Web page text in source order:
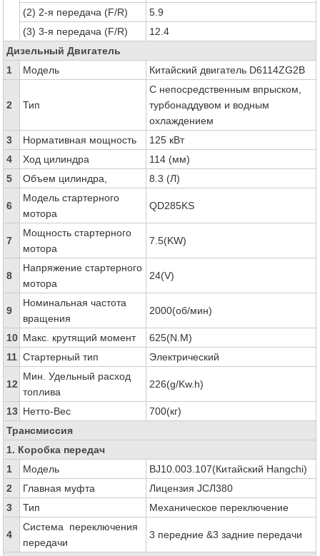
(2) 2-я передача (F/R)
5.9
(3) 3-я передача (F/R)
12.4
Дизельный Двигатель
1
Модель Китайский двигатель D6114ZG2B
2 Тип
С непосредственным впрыском,
турбонаддувом и водным
охлаждением
3
Нормативная мощность
125 кВт
4
Ход цилиндра
114 (мм)
5
Объем цилиндра, 8.3 (Л)
6
Модель стартерного
мотора
QD285KS
7
Мощность стартерного
мотора
7.5(KW)
8
Напряжение стартерного
мотора
24(V)
9
Номинальная частота
вращения
2000(об/мин)
10 Макс. крутящий момент
625(N.M)
11 Стартерный тип Электрический
12
Мин. Удельный расход
топлива
226(g/Kw.h)
13 Нетто-Вес
700(кг)
Трансмиссия
1. Коробка передач
1
Модель
BJ10.003.107(Китайский Hangchi)
2
Главная муфта
Лицензия JCЛ380
3
Тип Механическое переключение
4
Система переключения
передачи
3 передние &3 задние передачи